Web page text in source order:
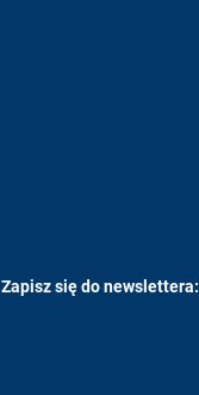
Zapisz się do newslettera: